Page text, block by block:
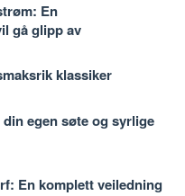
En
gå glipp av
klassiker
egen søte og syrlige
En komplett veiledning